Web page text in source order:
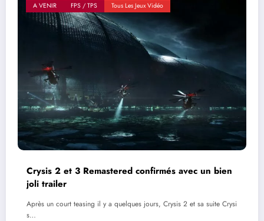
A VENIR FPS / TPS Tous Les Jeux Vidéo
Crysis 2 et 3 Remastered confirmés avec un bien
joli trailer
Après un court teasing il y a quelques jours, Crysis 2 et sa suite Crysi
s…